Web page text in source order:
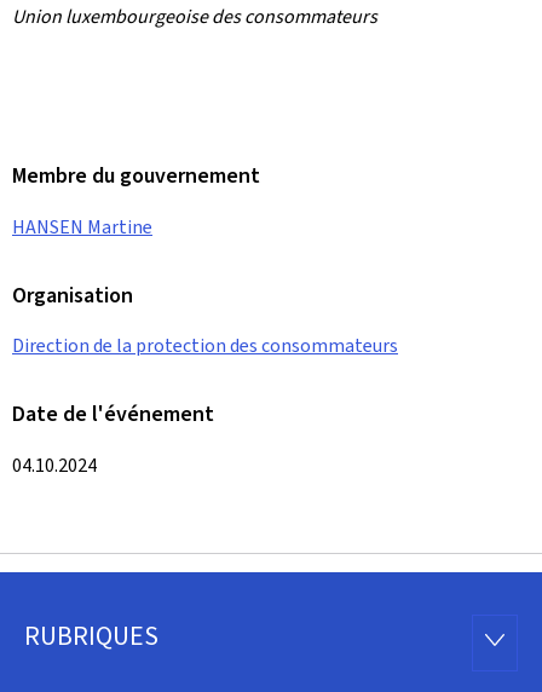
Union luxembourgeoise des consommateurs
Membre du gouvernement
HANSEN Martine
Organisation
Direction de la protection des consommateurs
Date de l'événement
04.10.2024
Pied
RUBRIQUES